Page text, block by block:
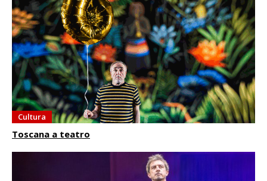
Cultura
Toscana a teatro